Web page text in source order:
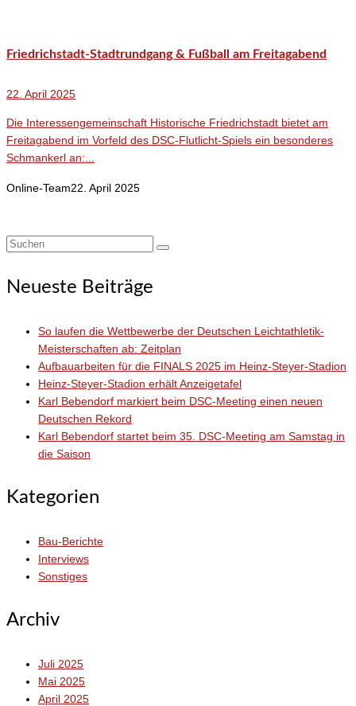
Friedrichstadt-Stadtrundgang & Fußball am Freitagabend
22. April 2025
Die Interessengemeinschaft Historische Friedrichstadt bietet am
Freitagabend im Vorfeld des DSC-Flutlicht-Spiels ein besonderes
Schmankerl an:...
Online-Team22. April 2025
Suchen
Neueste Beiträge
So laufen die Wettbewerbe der Deutschen Leichtathletik-
Meisterschaften ab: Zeitplan
Aufbauarbeiten für die FINALS 2025 im Heinz-Steyer-Stadion
Heinz-Steyer-Stadion erhält Anzeigetafel
Karl Bebendorf markiert beim DSC-Meeting einen neuen
Deutschen Rekord
Karl Bebendorf startet beim 35. DSC-Meeting am Samstag in
die Saison
Kategorien
Bau-Berichte
Interviews
Sonstiges
Archiv
Juli 2025
Mai 2025
April 2025